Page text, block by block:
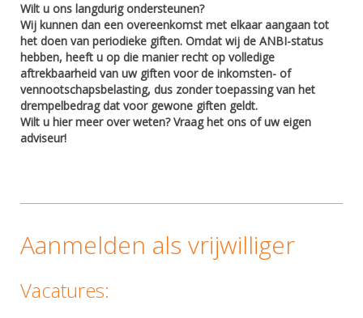
Wilt u ons langdurig ondersteunen?
Wij kunnen dan een overeenkomst met elkaar aangaan tot
het doen van periodieke giften. Omdat wij de ANBI-status
hebben, heeft u op die manier recht op volledige
aftrekbaarheid van uw giften voor de inkomsten- of
vennootschapsbelasting, dus zonder toepassing van het
drempelbedrag dat voor gewone giften geldt.
Wilt u hier meer over weten? Vraag het ons of uw eigen
adviseur!
Aanmelden als vrijwilliger
Vacatures: